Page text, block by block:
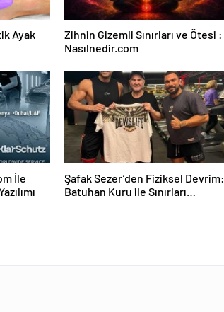
Ayak
Zihnin Gizemli Sınırları ve Ötesi :
Nasılnedir.com
İle
Şafak Sezer’den Fiziksel Devrim:
Batuhan Kuru ile Sınırları